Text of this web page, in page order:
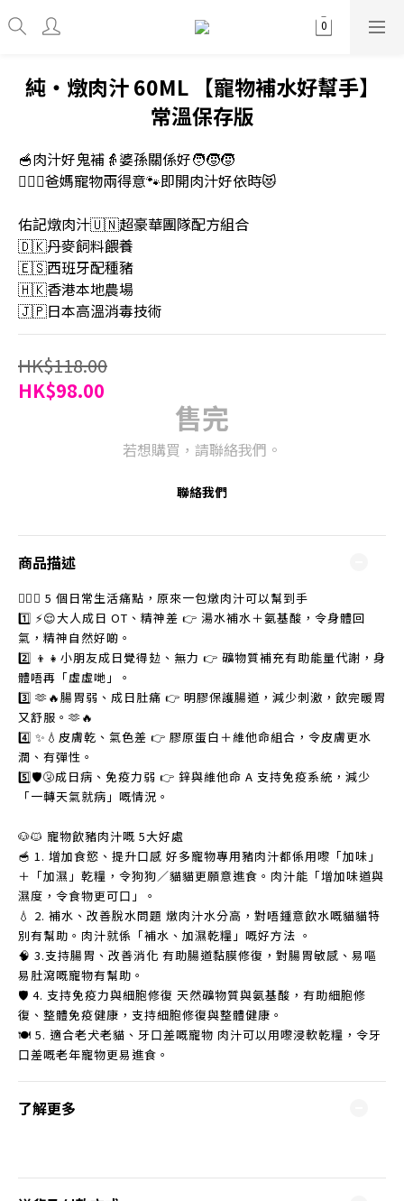
純・燉肉汁 60ML 【寵物補水好幫手】
常溫保存版
🥣肉汁好鬼補👵婆孫關係好🧑‍🧒‍🧒
👩‍❤️‍👨爸媽寵物兩得意🐾即開肉汁好依時😻
佑記燉肉汁🇺🇳超豪華團隊配方組合
🇩🇰丹麥飼料餵養
🇪🇸西班牙配種豬
🇭🇰香港本地農場
🇯🇵日本高溫消毒技術
HK$118.00
HK$98.00
售完
若想購買，請聯絡我們。
聯絡我們
商品描述
😵‍💫💥 5 個日常生活痛點，原來一包燉肉汁可以幫到手
1️⃣ ⚡😌大人成日 OT、精神差 👉 湯水補水＋氨基酸，令身體回
氣，精神自然好啲。
2️⃣ 👦👧小朋友成日覺得攰、無力 👉 礦物質補充有助能量代謝，身
體唔再「虛虛哋」。
3️⃣ 🫶🔥腸胃弱、成日肚痛 👉 明膠保護腸道，減少刺激，飲完暖胃
又舒服。🫶🔥
4️⃣ ✨💧皮膚乾、氣色差 👉 膠原蛋白＋維他命組合，令皮膚更水
潤、有彈性。
5️⃣🛡️🤧成日病、免疫力弱 👉 鋅與維他命 A 支持免疫系統，減少
「一轉天氣就病」嘅情況。
🐶🐱 寵物飲豬肉汁嘅 5大好處
🥣 1. 增加食慾、提升口感 好多寵物專用豬肉汁都係用嚟「加味」
＋「加濕」乾糧，令狗狗／貓貓更願意進食。肉汁能「增加味道與
濕度，令食物更可口」。
💧 2. 補水、改善脫水問題 燉肉汁水分高，對唔鍾意飲水嘅貓貓特
別有幫助。肉汁就係「補水、加濕乾糧」嘅好方法 。
🧠 3.支持腸胃、改善消化 有助腸道黏膜修復，對腸胃敏感、易嘔
易肚瀉嘅寵物有幫助。
🛡️ 4. 支持免疫力與細胞修復 天然礦物質與氨基酸，有助細胞修
復、整體免疫健康，支持細胞修復與整體健康。
🍽️ 5. 適合老犬老貓、牙口差嘅寵物 肉汁可以用嚟浸軟乾糧，令牙
口差嘅老年寵物更易進食。
了解更多